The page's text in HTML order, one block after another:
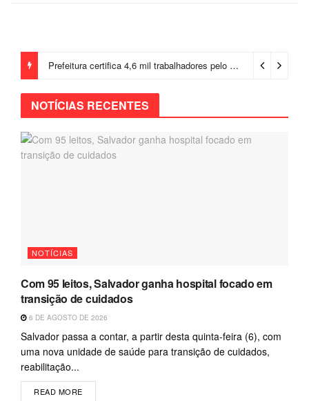
Prefeitura certifica 4,6 mil trabalhadores pelo programa Treinar para Empregar e realiza Feirão de Empregabilidade
NOTÍCIAS RECENTES
NOTÍCIAS
Com 95 leitos, Salvador ganha hospital focado em
transição de cuidados
6 DE AGOSTO DE 2026
Salvador passa a contar, a partir desta quinta-feira (6), com
uma nova unidade de saúde para transição de cuidados,
reabilitação...
READ MORE